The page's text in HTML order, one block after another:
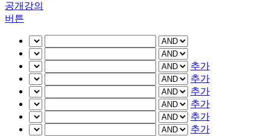
공개강의
버튼
추가
추가
추가
추가
추가
추가